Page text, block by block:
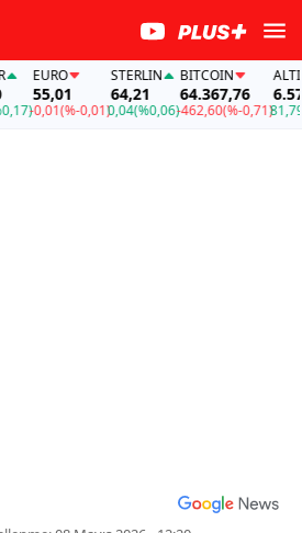
EURO
55,01
-0,01(%-0,01)
STERLIN
64,21
0,04(%0,06)
BITCOIN
64.367,76
-462,60(%-0,71)
ALTIN
81,79